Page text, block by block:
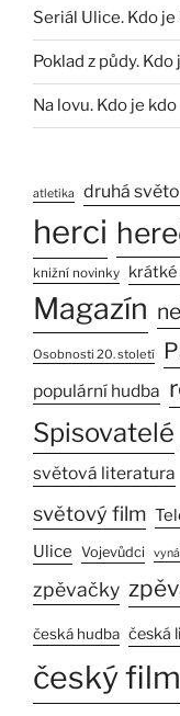
Seriál Ulice. Kdo je
Poklad z půdy. Kdo
Na lovu. Kdo je kdo
atletika druhá
herci
knižní novinky krátké
Magazín
Osobnosti 20. století
populární hudba
Spisovatelé
světová literatura
světový film
Ulice Vojevůdci
zpěvačky
česká hudba česká
český film